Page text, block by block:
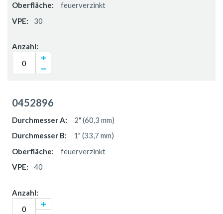
feuerverzinkt
30
0452896
2" (60,3 mm)
1" (33,7 mm)
feuerverzinkt
40